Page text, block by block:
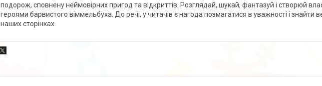
подорож, сповнену неймовірних пригод та відкриттів. Розглядай, шукай, фантазуй і створюй
героями барвистого віммельбуха. До речі, у читачів є нагода позмагатися в уважності і знайти
наших сторінках.